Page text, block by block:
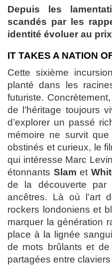
Depuis les
scandés par les
identité évoluer au
IT TAKES A NATION
Cette sixième
planté dans les
futuriste.
de l’héritage toujours
d’explorer un passé
mémoire ne survit
obstinés et curieux, le
qui intéresse Marc
étonnants Slam et
de la découverte
ancêtres. Là où l’art
rockers londoniens et
marquer la génération
place à la lignée
de mots brûlants et de
partagées entre